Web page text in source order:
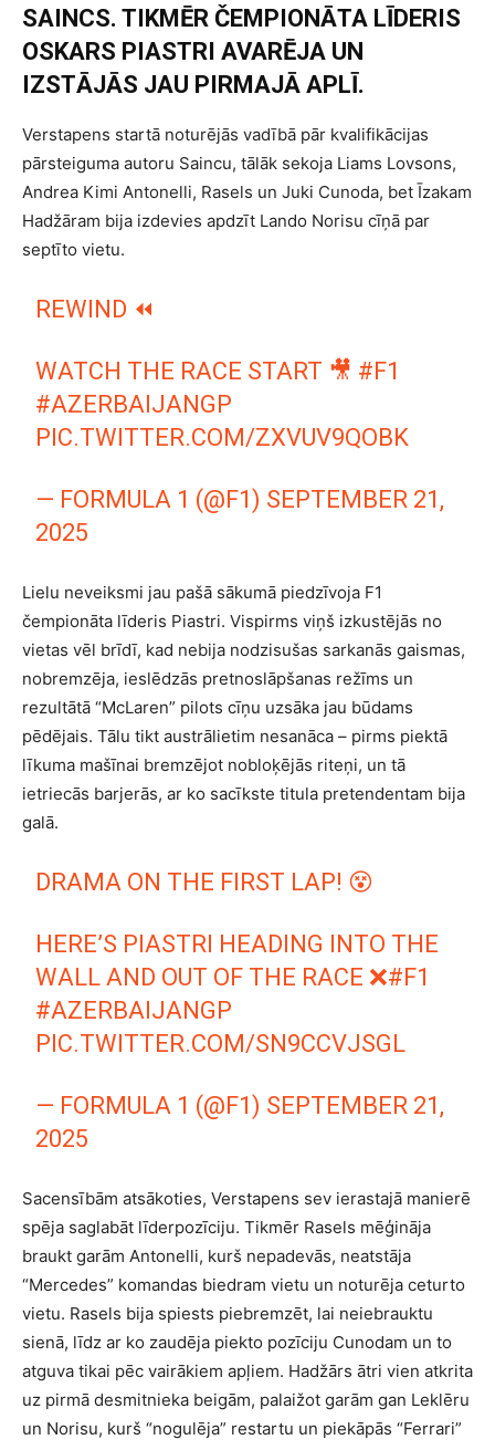
SAINCS. TIKMĒR ČEMPIONĀTA LĪDERIS
OSKARS PIASTRI AVARĒJA UN
IZSTĀJĀS JAU PIRMAJĀ APLĪ.
Verstapens startā noturējās vadībā pār kvalifikācijas
pārsteiguma autoru Saincu, tālāk sekoja Liams Lovsons,
Andrea Kimi Antonelli, Rasels un Juki Cunoda, bet Īzakam
Hadžāram bija izdevies apdzīt Lando Norisu cīņā par
septīto vietu.
REWIND ⏪
WATCH THE RACE START 🎥 #F1
#AZERBAIJANGP
PIC.TWITTER.COM/ZXVUV9QOBK
— FORMULA 1 (@F1) SEPTEMBER 21,
2025
Lielu neveiksmi jau pašā sākumā piedzīvoja F1
čempionāta līderis Piastri. Vispirms viņš izkustējās no
vietas vēl brīdī, kad nebija nodzisušas sarkanās gaismas,
nobremzēja, ieslēdzās pretnoslāpšanas režīms un
rezultātā “McLaren” pilots cīņu uzsāka jau būdams
pēdējais. Tālu tikt austrālietim nesanāca – pirms piektā
līkuma mašīnai bremzējot nobloķējās riteņi, un tā
ietriecās barjerās, ar ko sacīkste titula pretendentam bija
galā.
DRAMA ON THE FIRST LAP! 😵
HERE’S PIASTRI HEADING INTO THE
WALL AND OUT OF THE RACE ❌#F1
#AZERBAIJANGP
PIC.TWITTER.COM/SN9CCVJSGL
— FORMULA 1 (@F1) SEPTEMBER 21,
2025
Sacensībām atsākoties, Verstapens sev ierastajā manierē
spēja saglabāt līderpozīciju. Tikmēr Rasels mēģināja
braukt garām Antonelli, kurš nepadevās, neatstāja
“Mercedes” komandas biedram vietu un noturēja ceturto
vietu. Rasels bija spiests piebremzēt, lai neiebrauktu
sienā, līdz ar ko zaudēja piekto pozīciju Cunodam un to
atguva tikai pēc vairākiem apļiem. Hadžārs ātri vien atkrita
uz pirmā desmitnieka beigām, palaižot garām gan Leklēru
un Norisu, kurš “nogulēja” restartu un piekāpās “Ferrari”